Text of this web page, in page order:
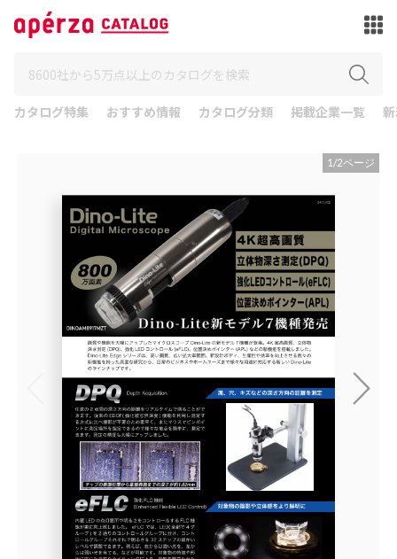
カタログ特集 おすすめ情報 カタログ分類 掲載企業一覧
1/2ページ